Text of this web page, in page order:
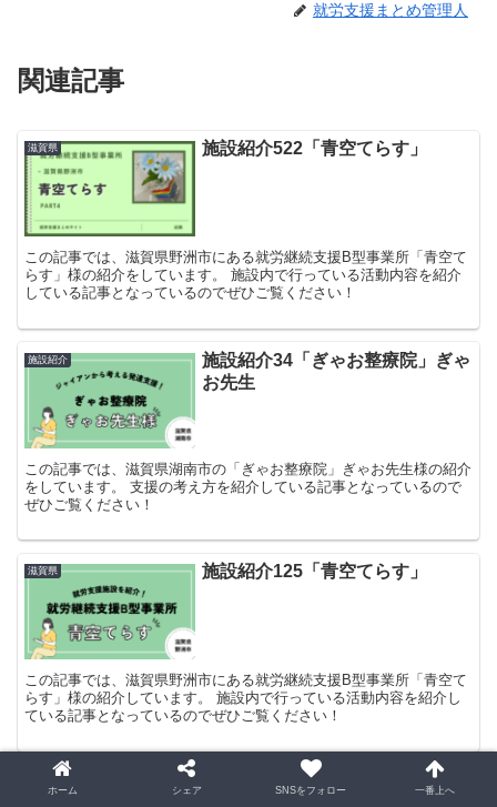
就労支援まとめ管理人
関連記事
滋賀県 施設紹介522「青空てらす」
この記事では、滋賀県野洲市にある就労継続支援B型事業所「青空て
らす」様の紹介をしています。 施設内で行っている活動内容を紹介
している記事となっているのでぜひご覧ください！
施設紹介
施設紹介34「ぎゃお整療院」ぎゃ
お先生
この記事では、滋賀県湖南市の「ぎゃお整療院」ぎゃお先生様の紹介
をしています。 支援の考え方を紹介している記事となっているので
ぜひご覧ください！
滋賀県 施設紹介125「青空てらす」
この記事では、滋賀県野洲市にある就労継続支援B型事業所「青空て
らす」様の紹介しています。 施設内で行っている活動内容を紹介し
ている記事となっているのでぜひご覧ください！
施設紹介643「青空てらす」
ホーム シェア SNSをフォロー 一番上へ